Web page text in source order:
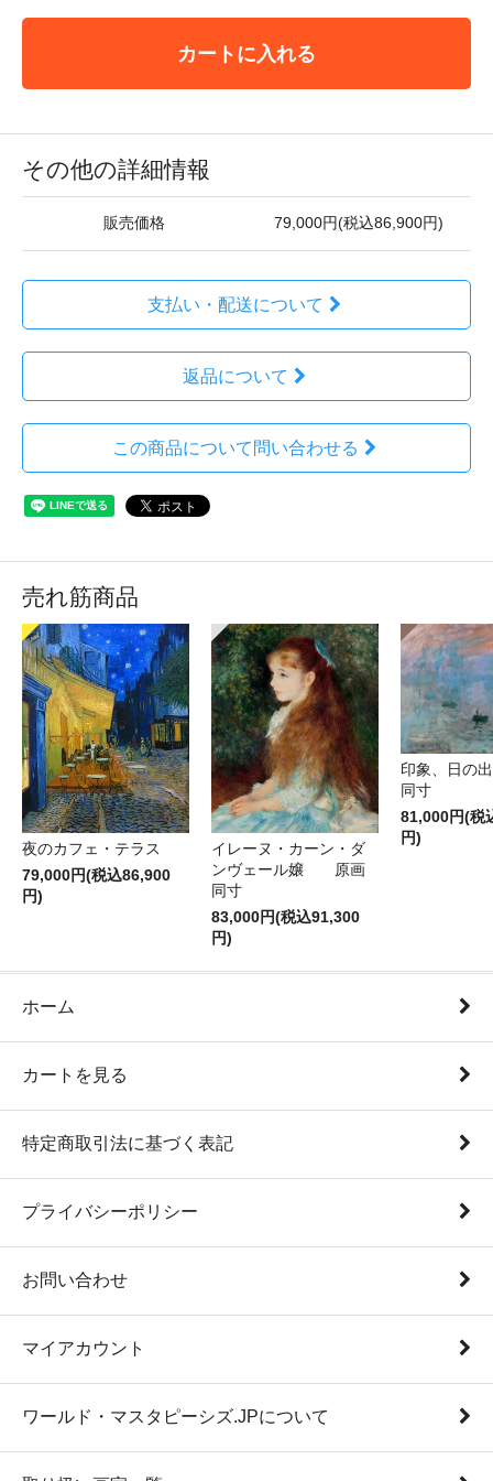
カートに入れる
その他の詳細情報
販売価格 79,000円(税込86,900円)
支払い・配送について
返品について
この商品について問い合わせる
売れ筋商品
夜のカフェ・テラス
79,000円(税込86,900
円)
イレーヌ・カーン・ダ
ンヴェール嬢 原画
同寸
83,000円(税込91,300
円)
印象、日
同寸
81,000円(税
円)
ホーム
カートを見る
特定商取引法に基づく表記
プライバシーポリシー
お問い合わせ
マイアカウント
ワールド・マスタピーシズ.JPについて